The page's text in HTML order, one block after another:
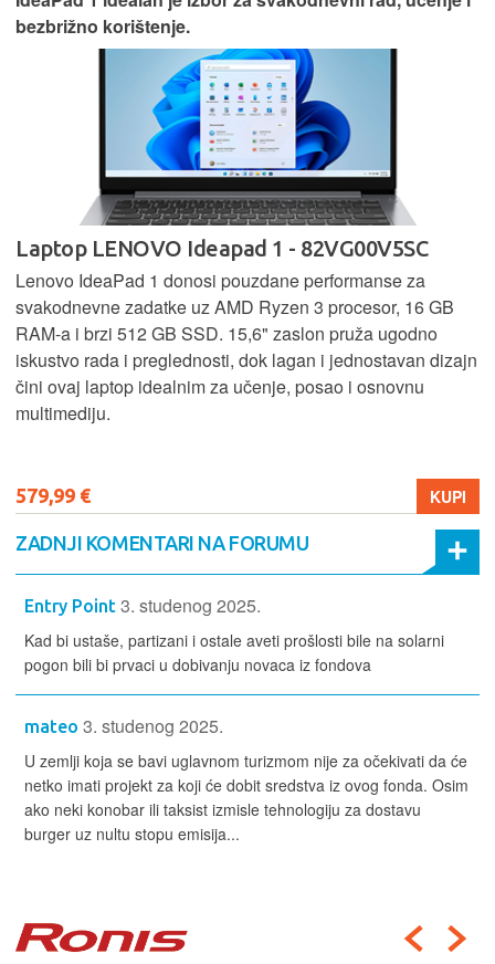
bezbrižno korištenje.
Laptop LENOVO Ideapad 1 - 82VG00V5SC
Lenovo IdeaPad 1 donosi pouzdane performanse za
svakodnevne zadatke uz AMD Ryzen 3 procesor, 16 GB
RAM-a i brzi 512 GB SSD. 15,6" zaslon pruža ugodno
iskustvo rada i preglednosti, dok lagan i jednostavan dizajn
čini ovaj laptop idealnim za učenje, posao i osnovnu
multimediju.
579,99 € KUPI
ZADNJI KOMENTARI NA FORUMU
Entry Point 3. studenog 2025.
Kad bi ustaše, partizani i ostale aveti prošlosti bile na solarni
pogon bili bi prvaci u dobivanju novaca iz fondova
mateo 3. studenog 2025.
U zemlji koja se bavi uglavnom turizmom nije za očekivati da će
netko imati projekt za koji će dobit sredstva iz ovog fonda. Osim
ako neki konobar ili taksist izmisle tehnologiju za dostavu
burger uz nultu stopu emisija...